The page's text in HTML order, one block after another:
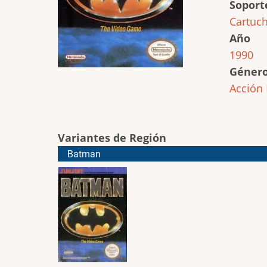
Año
1990
Acción
Variantes de Región
Batman